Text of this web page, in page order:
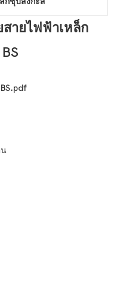
ายไฟฟ้าเหล็ก